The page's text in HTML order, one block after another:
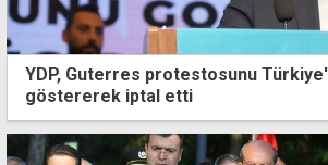
YDP, Guterres protestosunu
göstererek iptal etti